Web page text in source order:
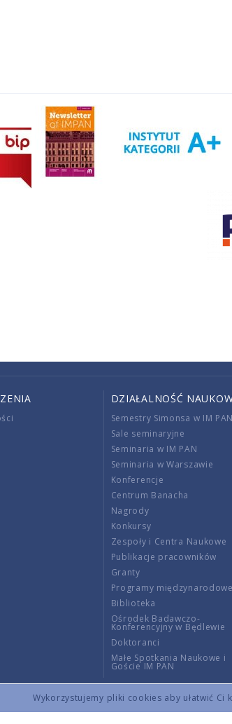
Wykorzystujemy pliki cookies aby ułatwić
DZIAŁALNOŚĆ
Semestry Simonsa w IM PAN
Sale seminaryjne
Seminaria w IM PAN
Seminaria w Warszawie
Konferencje
Centrum Banacha
Nagrody
Konkursy
Zespoły i Centra Naukowe
Publikacje pracowników
Granty
Programy międzynarodowe
Biblioteka
Ośrodek Badawczo-
Konferencyjny w Będlewie
Doktoranci
Małe Spotkania Naukowe i
Goście IM PAN